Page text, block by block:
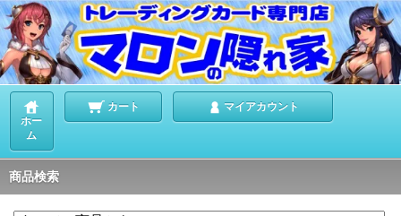
ホー
ム
カート マイアカウント
商品検索